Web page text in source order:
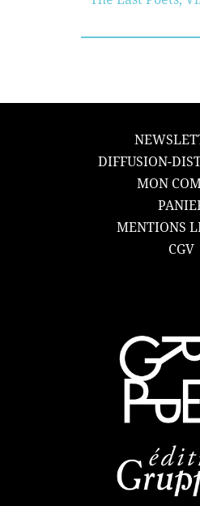
DIFFUSION-
MON
MENTIONS
CGV